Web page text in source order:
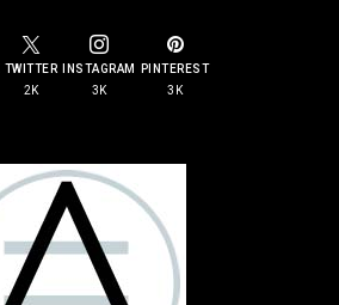
TWITTER
2K
INSTAGRAM
3K
PINTEREST
3K